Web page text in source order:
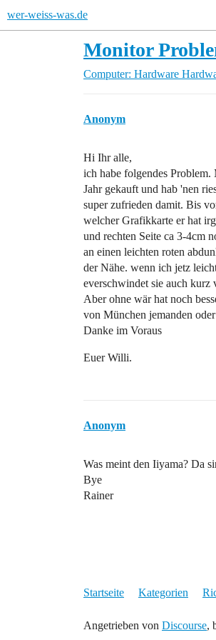
wer-weiss-was.de
Monitor
Computer: Hardware
Anonym
Hi Ihr alle,
ich habe folgendes
Jahr gekauft und hab 'nen
super zufrieden damit. Bis
welcher Grafikkarte er hat
und rechten Seite ca 3-4cm
an einen leichten roten
der Nähe. wenn ich jetz
everschwindet sie auch
Aber ohne wär hat noch
von München jemanden
Danke im Voraus
Euer Willi.
Anonym
Was meint den Iiyama? Da
Bye
Rainer
Startseite Kategorien
Angetrieben von Discourse,